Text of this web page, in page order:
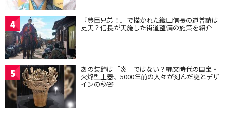
4 『豊臣兄弟！』で描かれた織田信長の道普請は
史実？信長が実施した街道整備の施策を紹介
5 あの装飾は「炎」ではない？縄文時代の国宝・
火焔型土器、5000年前の人々が刻んだ謎とデザ
インの秘密